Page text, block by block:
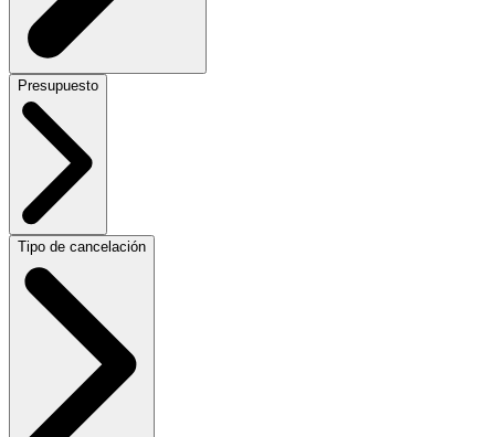
Presupuesto
Tipo de cancelación